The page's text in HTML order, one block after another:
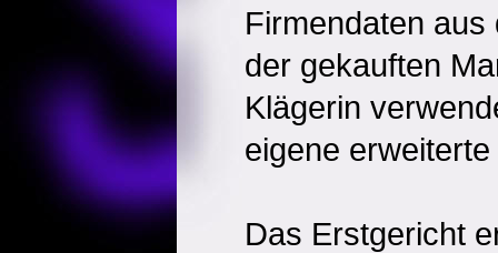
Firmendaten
der gekauften
Klägerin
eigene
Das Erstgericht